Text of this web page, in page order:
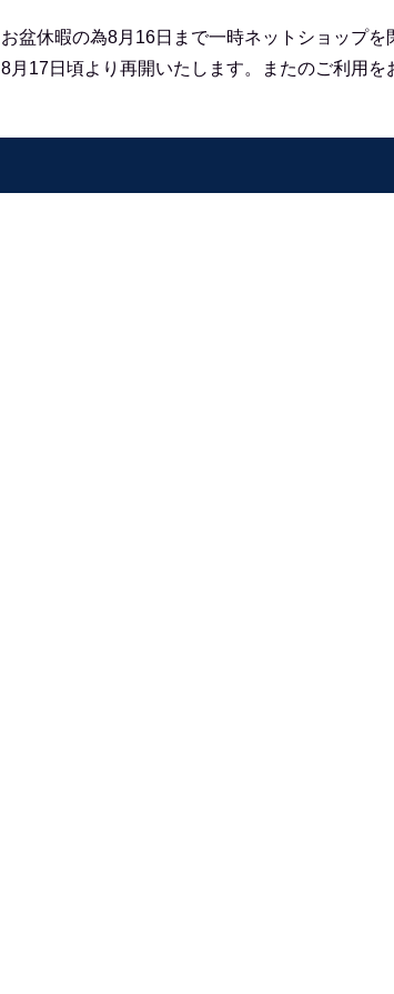
お盆休暇の為8月16日まで一時ネットショップを
8月17日頃より再開いたします。
またのご利用を